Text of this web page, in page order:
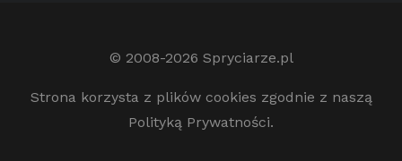
© 2008-2026 Spryciarze.pl
Strona korzysta z plików cookies zgodnie z naszą
Polityką Prywatności.